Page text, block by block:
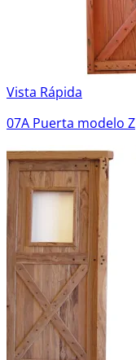
Vista Rápida
07A Puerta modelo Z